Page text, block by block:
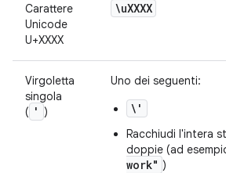
Carattere
Unicode
U+XXXX
\uXXXX
Virgoletta
singola
( ' )
Uno dei seguenti:
\'
Racchiudi l'intera
doppie (ad
work" )